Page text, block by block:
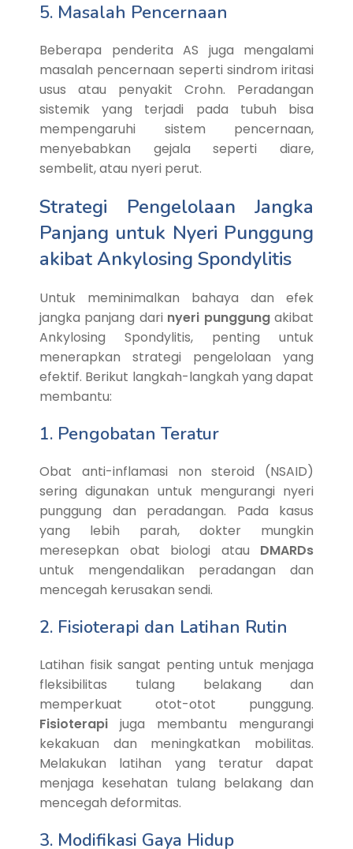
5. Masalah Pencernaan
Beberapa penderita AS juga mengalami
masalah pencernaan seperti sindrom iritasi
usus atau penyakit Crohn. Peradangan
sistemik yang terjadi pada tubuh bisa
mempengaruhi sistem pencernaan,
menyebabkan gejala seperti diare,
sembelit, atau nyeri perut.
Strategi Pengelolaan Jangka
Panjang untuk Nyeri Punggung
akibat Ankylosing Spondylitis
Untuk meminimalkan bahaya dan efek
jangka panjang dari nyeri punggungakibat
Ankylosing Spondylitis, penting untuk
menerapkan strategi pengelolaan yang
efektif. Berikut langkah-langkah yang dapat
membantu:
1. Pengobatan Teratur
Obat anti-inflamasi non steroid (NSAID)
sering digunakan untuk mengurangi nyeri
punggung dan peradangan. Pada kasus
yang lebih parah, dokter mungkin
meresepkan obat biologi atau DMARDs
untuk mengendalikan peradangan dan
mencegah kerusakan sendi.
2. Fisioterapi dan Latihan Rutin
Latihan fisik sangat penting untuk menjaga
fleksibilitas tulang belakang dan
memperkuat otot-otot punggung.
Fisioterapi juga membantu mengurangi
kekakuan dan meningkatkan mobilitas.
Melakukan latihan yang teratur dapat
menjaga kesehatan tulang belakang dan
mencegah deformitas.
3. Modifikasi Gaya Hidup